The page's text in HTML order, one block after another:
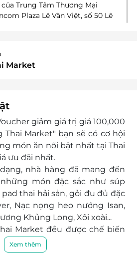
của Trung Tâm Thương Mại
Plaza Lê Văn Việt, số 50 Lê
3, HCM
02, Quận Phú Nhuận,
Minh
tâm thương mại Aeon Mall, số
Bình Trị Đông B, Bình Tân
Nhà GIGAMALL, 240-242 Phạm
Chánh, Q. Thủ Đức, HCM
Thương Mại SC Vivo City, Số
Phường Tân Hưng, Thành
Đà Nẵng
Hải Châu, Đà Nẵng
Đà Nẵng
Market
giảm giá trị giá 100,000
Thai Market" bạn sẽ có cơ hội
món ăn nổi bật nhất tại Thai
ưu đãi nhất.
nhà hàng đã mang đến
món đặc sắc như súp
thai hải sản, gỏi đu đủ đặc
Nạc nọng heo nướng Isan,
Khủng Long, Xôi xoài...
Market đều được chế biến
ngon, đảm bảo mang đến
ngon, hấp dẫn.
Xem thêm